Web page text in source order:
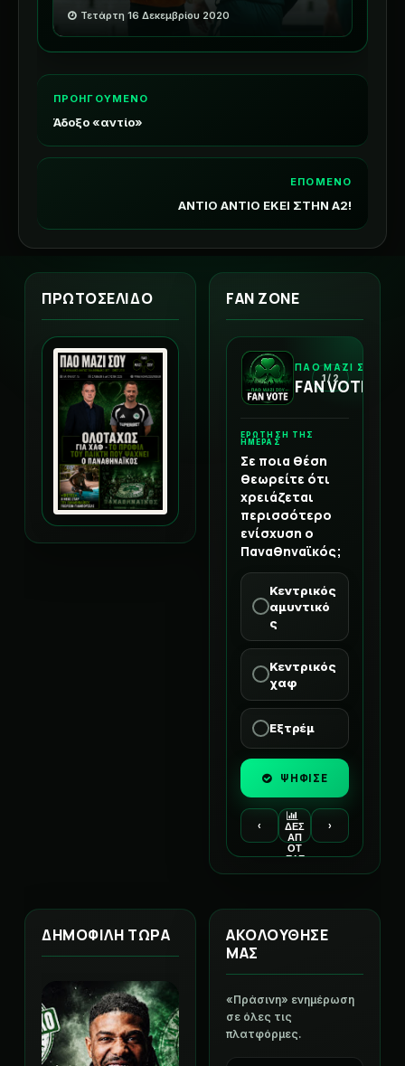
Τετάρτη 16 Δεκεμβρίου 2020
ΕΠΟΜΕΝΟ
ΑΝΤΙΟ ΑΝΤΙΟ ΕΚΕΙ ΣΤΗΝ Α2!
ΠΡΟΗΓΟΥΜΕΝΟ
Άδοξο «αντίο»
ΠΡΩΤΟΣΕΛΙΔΟ FAN ZONE
ΠΑΟ ΜΑΖΙ ΣΟΥ
FAN VOTE
1 / 2
ΕΡΩΤΗΣΗ ΤΗΣ
ΗΜΕΡΑΣ
Σε ποια θέση
θεωρείτε ότι
χρειάζεται
περισσότερο
ενίσχυση ο
Παναθηναϊκός;
Κεντρικός
αμυντικό
ς
Κεντρικός
χαφ
Εξτρέμ
ΨΗΦΙΣΕ
‹
ΔΕΣ
ΑΠ
ΟΤ
ΕΛΕ
›
ΔΗΜΟΦΙΛΗ ΤΩΡΑ
ΑΚΟΛΟΥΘΗΣΕ
ΜΑΣ
«Πράσινη» ενημέρωση
σε όλες τις
πλατφόρμες.